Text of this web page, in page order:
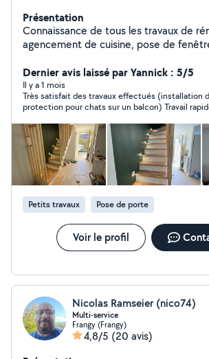
Présentation
Connaissance de tous les travaux de
agencement de cuisine, pose de
garanti.
Dernier avis laissé par Yannick : 5/5
Il y a 1 mois
Très satisfait des travaux effectués (installation
protection pour chats sur un balcon) Travail
Petits travaux Pose de porte
Voir le profil
Nicolas Ramseier (nico74)
Multi-service
Frangy (Frangy)
4,8/5 (20 avis)